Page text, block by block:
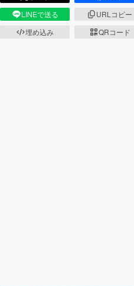
LINEで送る
URLコピー
埋め込み
QRコード